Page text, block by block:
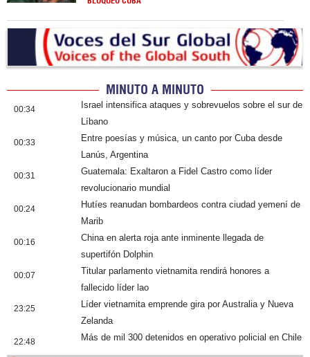
MINUTO A MINUTO
00:34
Israel intensifica ataques y sobrevuelos sobre el sur de
Líbano
00:33
Entre poesías y música, un canto por Cuba desde
Lanús, Argentina
00:31
Guatemala: Exaltaron a Fidel Castro como líder
revolucionario mundial
00:24
Hutíes reanudan bombardeos contra ciudad yemení de
Marib
00:16
China en alerta roja ante inminente llegada de
supertifón Dolphin
00:07
Titular parlamento vietnamita rendirá honores a
fallecido líder lao
23:25
Líder vietnamita emprende gira por Australia y Nueva
Zelanda
22:48 Más de mil 300 detenidos en operativo policial en Chile